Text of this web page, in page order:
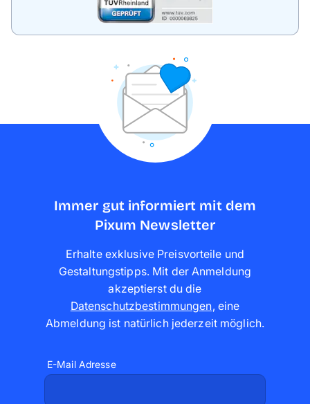
Immer gut informiert mit dem
Pixum Newsletter
Erhalte exklusive Preisvorteile und
Gestaltungstipps. Mit der Anmeldung
akzeptierst du die
Datenschutzbestimmungen, eine
Abmeldung ist natürlich jederzeit möglich.
E-Mail Adresse